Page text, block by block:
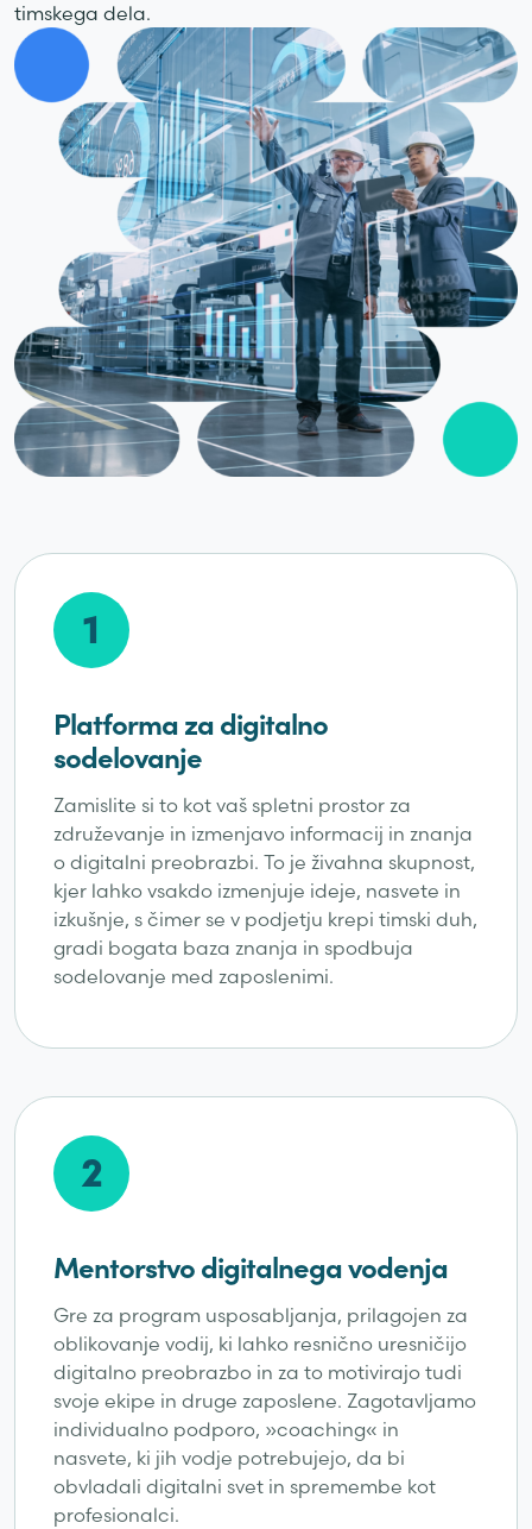
timskega dela.
1
Platforma za digitalno
sodelovanje
Zamislite si to kot vaš spletni prostor za
združevanje in izmenjavo informacij in znanja
o digitalni preobrazbi. To je živahna skupnost,
kjer lahko vsakdo izmenjuje ideje, nasvete in
izkušnje, s čimer se v podjetju krepi timski duh,
gradi bogata baza znanja in spodbuja
sodelovanje med zaposlenimi.
2
Mentorstvo digitalnega vodenja
Gre za program usposabljanja, prilagojen za
oblikovanje vodij, ki lahko resnično uresničijo
digitalno preobrazbo in za to motivirajo tudi
svoje ekipe in druge zaposlene. Zagotavljamo
individualno podporo, »coaching« in
nasvete, ki jih vodje potrebujejo, da bi
obvladali digitalni svet in spremembe kot
profesionalci.